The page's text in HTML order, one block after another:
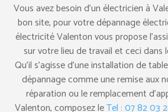
Vous avez besoin d’un électricien à
bon site, pour votre dépannage
électricité Valenton vous propose
sur votre lieu de travail et ceci dans
Qu’il s’agisse d’une installation de
dépannage comme une remise aux
réparation ou le remplacement
Valenton, composez leTel : 07 82 03